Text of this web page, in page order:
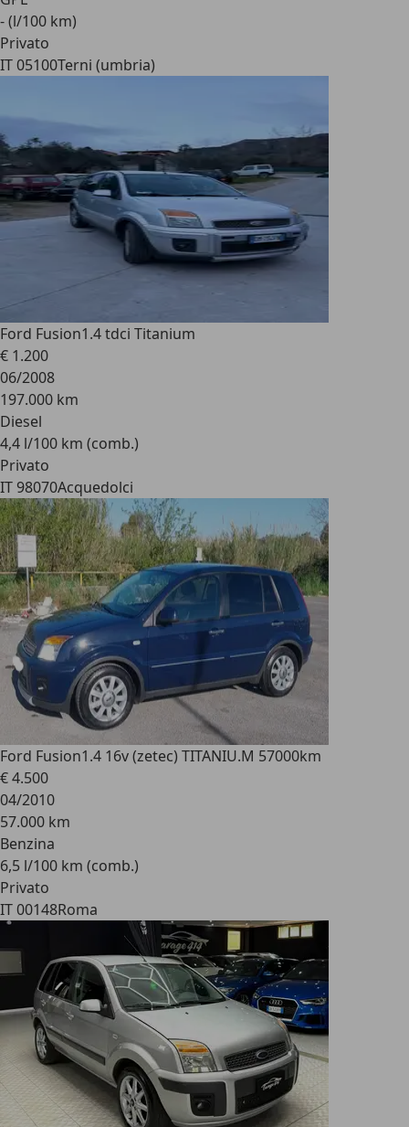
- (l/100 km)
Privato
IT 05100Terni (umbria)
Ford Fusion1.4 tdci Titanium
€ 1.200
06/2008
197.000 km
Diesel
4,4 l/100 km (comb.)
Privato
IT 98070Acquedolci
Ford Fusion1.4 16v (zetec) TITANIU.M 57000km
€ 4.500
04/2010
57.000 km
Benzina
6,5 l/100 km (comb.)
Privato
IT 00148Roma